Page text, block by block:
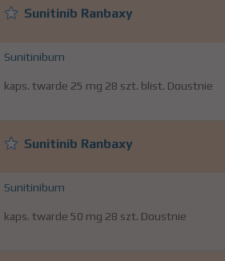
Sunitinib Ranbaxy
Sunitinibum
kaps. twarde 25 mg 28 szt. blist. Doustnie
Sunitinib Ranbaxy
Sunitinibum
kaps. twarde 50 mg 28 szt. Doustnie